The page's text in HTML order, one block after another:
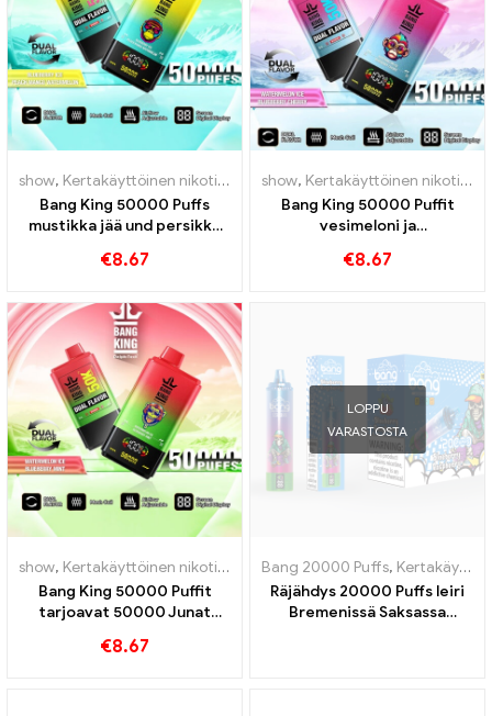
show, Kertakäyttöinen nikotiinia sisältävä sähkötupakka ,
Bang King 50000 Puffs
mustikka jää und persikka
€8.67
show, Kertakäyttöinen nikotiinia sisältävä sähkötupakka
Bang King 50000 Puffit
vesimeloni ja
erittäin pitkä käyttöikä
€8.67
show, Kertakäyttöinen nikotiinia sisältävä sähkötupakka ,
Bang King 50000 Puffit
tarjoavat 50000 Junat
mustikka minttu
€8.67
LOPPU
VARASTOSTA
Bang 20000 Puffs, Kertakäyttöinen nikotiinia sisältävä sähkötupakka
Räjähdys 20000 Puffs leiri
Bremenissä Saksassa